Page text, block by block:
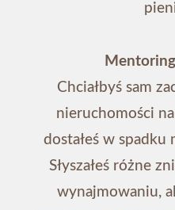
Chciałbyś sam
nieruchomości
dostałeś w spadku
Słyszałeś różne
wynajmowaniu,